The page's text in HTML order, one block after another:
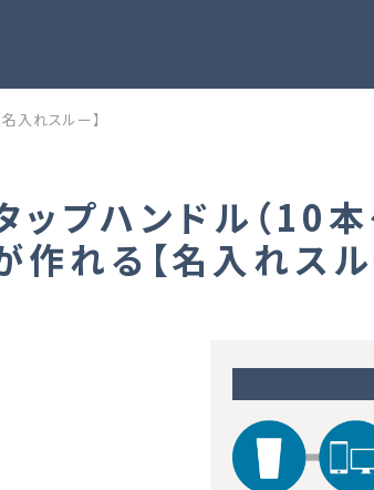
入れスルー】
ップハンドル（10
作れる【名入れスル